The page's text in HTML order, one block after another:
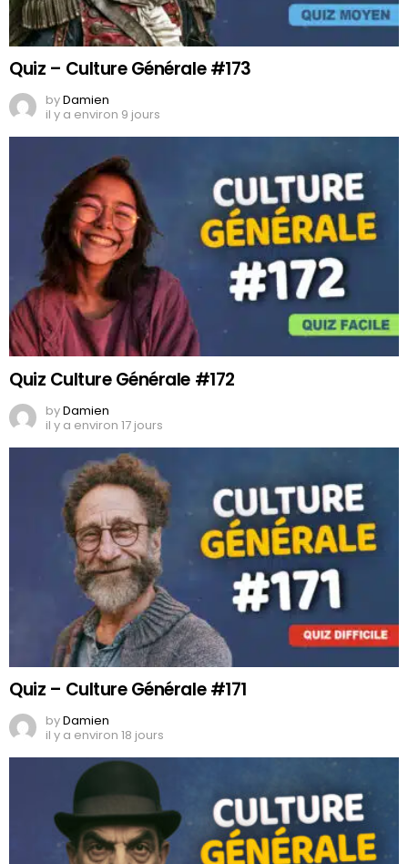
Quiz – Culture Générale #173
byDamien
il y a environ 9 jours
Quiz Culture Générale #172
byDamien
il y a environ 17 jours
Quiz – Culture Générale #171
byDamien
il y a environ 18 jours